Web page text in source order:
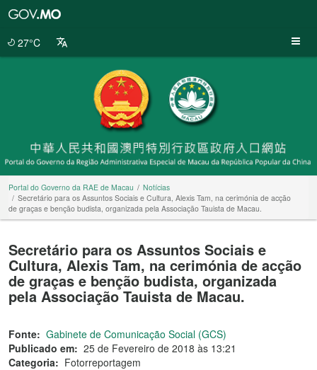
27°C
Portal do Governo da RAE de Macau
Notícias
Secretário para os Assuntos Sociais e Cultura, Alexis Tam, na cerimónia de acção
de graças e benção budista, organizada pela Associação Tauista de Macau.
Secretário para os Assuntos Sociais e
Cultura, Alexis Tam, na cerimónia de acção
de graças e benção budista, organizada
pela Associação Tauista de Macau.
Fonte: Gabinete de Comunicação Social (GCS)
Publicado em: 25 de Fevereiro de 2018 às 13:21
Categoria: Fotorreportagem